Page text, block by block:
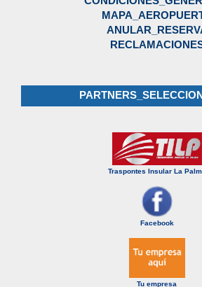
Traspontes Insular La
Facebook
Tu empresa